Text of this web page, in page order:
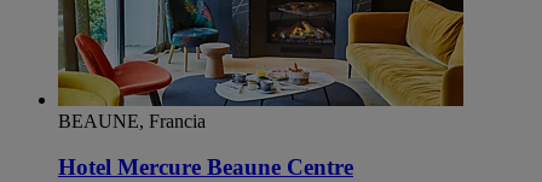
BEAUNE, Francia
Hotel Mercure Beaune Centre